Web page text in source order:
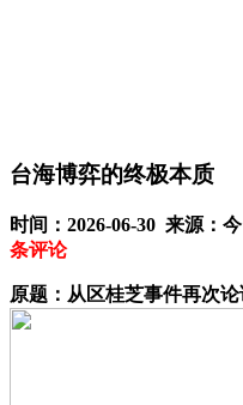
台海博弈的终极本质
时间：2026-06-30 来源：
条评论
原题：从区桂芝事件再次